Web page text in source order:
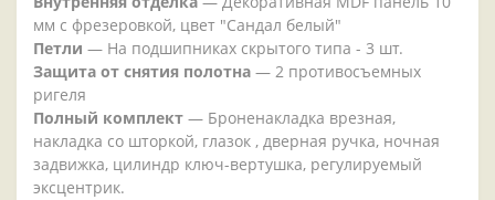
мм с фрезеровкой, цвет "Сандал белый"
Петли — На подшипниках скрытого типа - 3 шт.
Защита от снятия полотна — 2 противосъемных
ригеля
Полный комплект — Броненакладка врезная,
накладка со шторкой, глазок , дверная ручка, ночная
задвижка, цилиндр ключ-вертушка, регулируемый
эксцентрик.